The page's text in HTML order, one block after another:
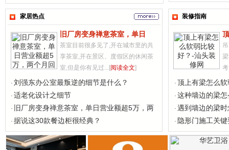
家居热点
旧厂房变身禅意茶室，单日
茶室目前很多见了,开在城市里的共
享茶室,开在景区、度假区的休闲茶
室,但是你有见过...[阅读全文]
刘强东办公室最叛逆的细节是什么？
适老化设计之细节
旧厂房变身禅意茶室，单日营业额超5万，两
据说这30款餐边柜很经典？
装修指南
顶上有梁怎么
这种墙边的梁
遇到墙边的梁
隐形门施工关